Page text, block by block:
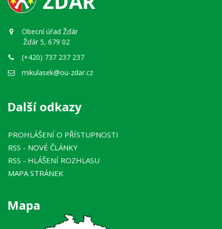
Obecní úřad Žďár
Žďár 5, 679 02
(+420) 737 237 237
mikulasek@ou-zdar.cz
Další odkazy
PROHLÁŠENÍ O PŘÍSTUPNOSTI
RSS - NOVÉ ČLÁNKY
RSS - HLÁŠENÍ ROZHLASU
MAPA STRÁNEK
Mapa